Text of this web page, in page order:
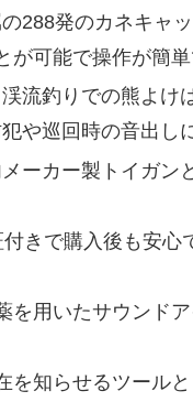
288発のカネキャ
可能で操作が簡単
流釣りでの熊よけ
や巡回時の音出し
ーカー製トイガン
きで購入後も安心
を用いたサウンド
知らせるツール